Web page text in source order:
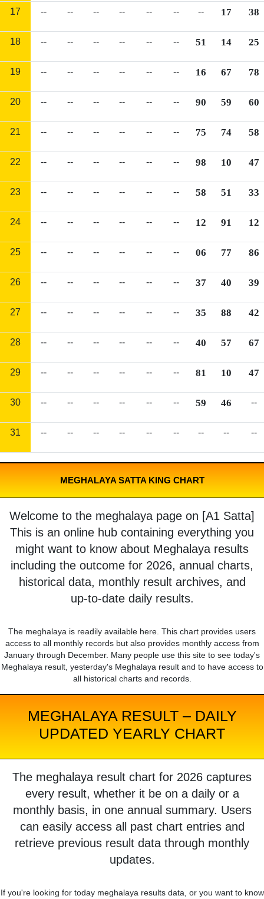
17 -- -- -- -- -- -- -- 17 38
18 -- -- -- -- -- -- 51 14 25
19 -- -- -- -- -- -- 16 67 78
20 -- -- -- -- -- -- 90 59 60
21 -- -- -- -- -- -- 75 74 58
22 -- -- -- -- -- -- 98 10 47
23 -- -- -- -- -- -- 58 51 33
24 -- -- -- -- -- -- 12 91 12
25 -- -- -- -- -- -- 06 77 86
26 -- -- -- -- -- -- 37 40 39
27 -- -- -- -- -- -- 35 88 42
28 -- -- -- -- -- -- 40 57 67
29 -- -- -- -- -- -- 81 10 47
30 -- -- -- -- -- -- 59 46 --
31 -- -- -- -- -- -- -- -- --
MEGHALAYA SATTA KING CHART
Welcome to the meghalaya page on [A1 Satta]
This is an online hub containing everything you
might want to know about Meghalaya results
including the outcome for 2026, annual charts,
historical data, monthly result archives, and
up-to-date daily results.
The meghalaya is readily available here. This chart provides users
access to all monthly records but also provides monthly access from
January through December. Many people use this site to see today's
Meghalaya result, yesterday's Meghalaya result and to have access to
all historical charts and records.
MEGHALAYA RESULT – DAILY
UPDATED YEARLY CHART
The meghalaya result chart for 2026 captures
every result, whether it be on a daily or a
monthly basis, in one annual summary. Users
can easily access all past chart entries and
retrieve previous result data through monthly
updates.
If you're looking for today meghalaya results data, or you want to know